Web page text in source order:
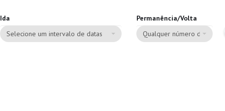
Ida Permanência/Volta
Selecione um intervalo de datas
Qualquer número de dias